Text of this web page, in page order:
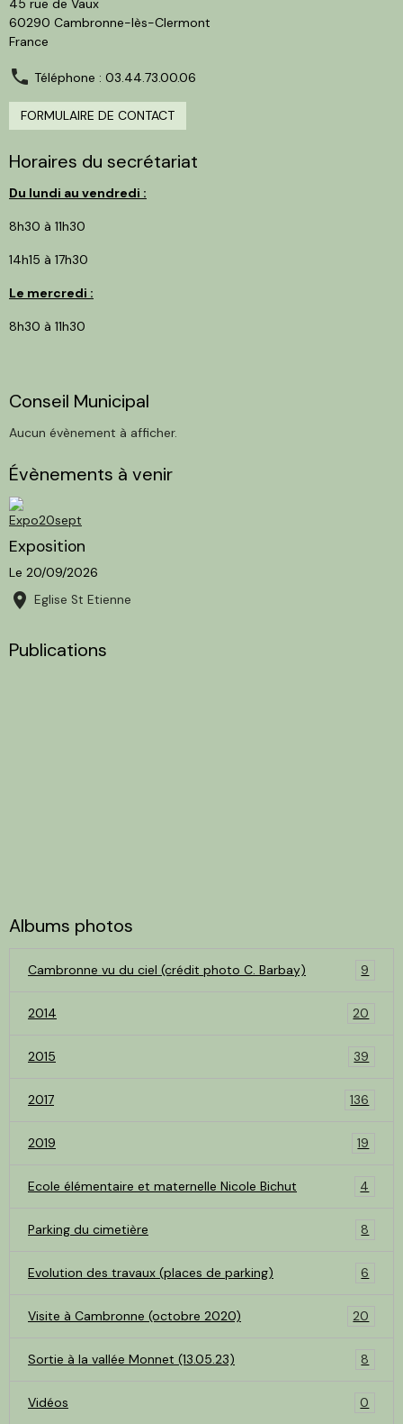
60290 Cambronne-lès-Clermont
France
Téléphone : 03.44.73.00.06
FORMULAIRE DE CONTACT
Horaires du secrétariat
Du lundi au vendredi :
8h30 à 11h30
14h15 à 17h30
Le mercredi :
8h30 à 11h30
Conseil Municipal
Aucun évènement à afficher.
Évènements à venir
Exposition
Le 20/09/2026
Eglise St Etienne
Publications
Albums photos
Cambronne vu du ciel (crédit photo C. Barbay) 9
2014 20
2015 39
2017 136
2019 19
Ecole élémentaire et maternelle Nicole Bichut 4
Parking du cimetière 8
Evolution des travaux (places de parking) 6
Visite à Cambronne (octobre 2020) 20
Sortie à la vallée Monnet (13.05.23) 8
Vidéos 0